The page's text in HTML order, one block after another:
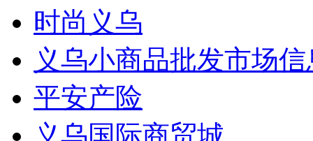
时尚义乌
义乌小商品批发市场
平安产险
义乌国际商贸城